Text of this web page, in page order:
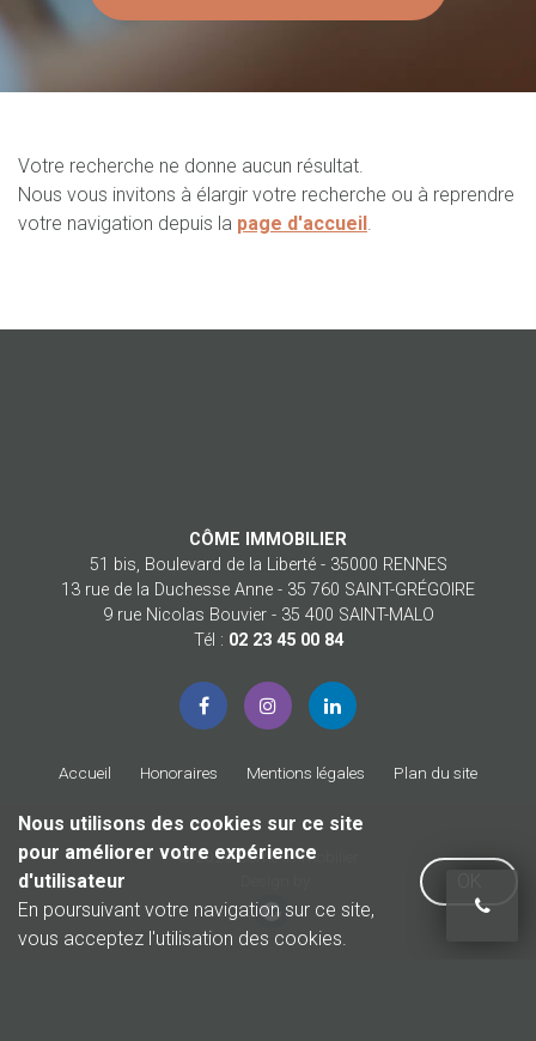
Votre recherche ne donne aucun résultat.
Nous vous invitons à élargir votre recherche ou à reprendre
votre navigation depuis la page d'accueil.
Nous utilisons des cookies sur ce site
pour améliorer votre expérience
d'utilisateur
En poursuivant votre navigation sur ce site,
vous acceptez l'utilisation des cookies.
CÔME IMMOBILIER
51 bis, Boulevard de la Liberté - 35000 RENNES
13 rue de la Duchesse Anne - 35 760 SAINT-GRÉGOIRE
9 rue Nicolas Bouvier - 35 400 SAINT-MALO
Tél : 02 23 45 00 84
Accueil Honoraires Mentions légales Plan du site
© 2026 Côme Immobilier